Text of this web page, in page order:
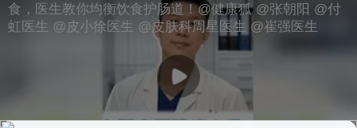
食，医生教你均衡饮食护肠道！@健康狐 @张朝阳 @付
虹医生 @皮小徐医生 @皮肤科周星医生 @崔强医生